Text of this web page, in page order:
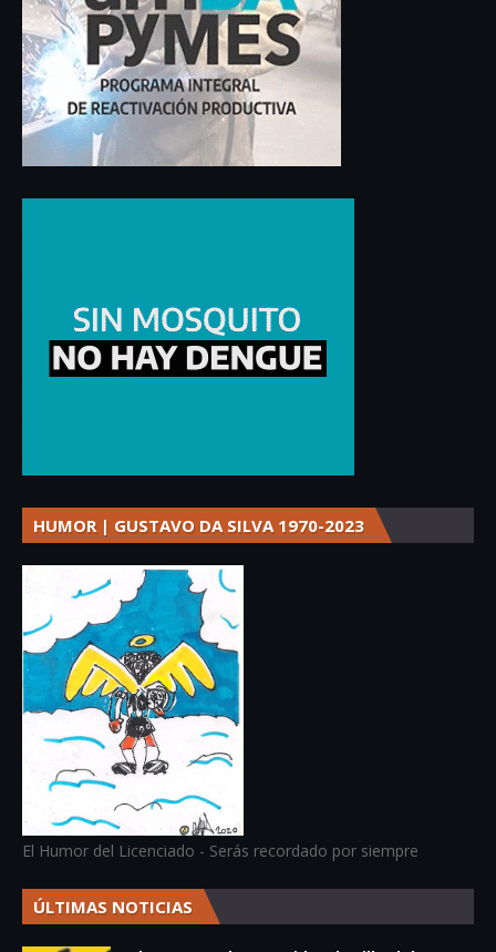
HUMOR | GUSTAVO DA SILVA 1970-2023
El Humor del Licenciado - Serás recordado por siempre
ÚLTIMAS NOTICIAS